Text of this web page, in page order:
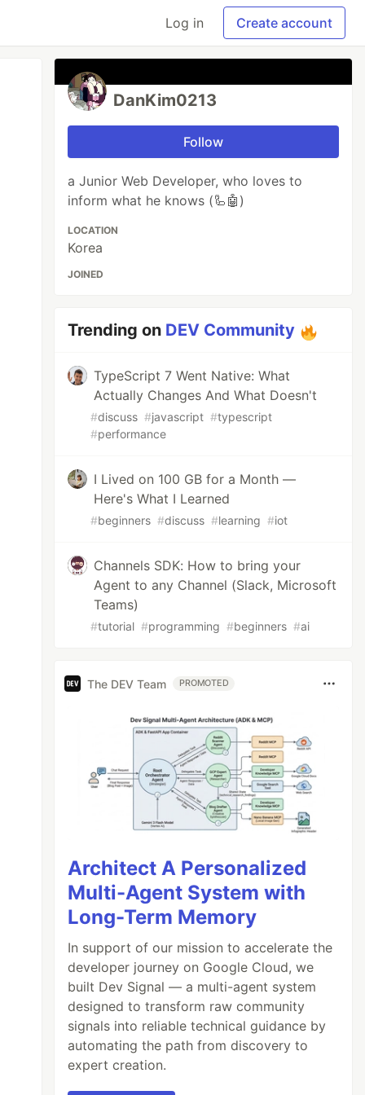
Log in Create account
DanKim0213
Follow
a Junior Web Developer, who loves to
inform what he knows (🦾🤖)
LOCATION
Korea
JOINED
Trending on DEV Community
TypeScript 7 Went Native: What
Actually Changes And What Doesn't
#discuss #javascript #typescript
#performance
I Lived on 100 GB for a Month —
Here's What I Learned
#beginners #discuss #learning #iot
Channels SDK: How to bring your
Agent to any Channel (Slack, Microsoft
Teams)
#tutorial #programming #beginners #ai
The DEV Team PROMOTED
Architect A Personalized
Multi-Agent System with
Long-Term Memory
In support of our mission to accelerate the
developer journey on Google Cloud, we
built Dev Signal — a multi-agent system
designed to transform raw community
signals into reliable technical guidance by
automating the path from discovery to
expert creation.